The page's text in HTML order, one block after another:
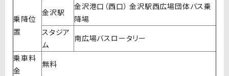
乗降位
置
金沢駅
金沢港口（西口） 金沢駅西広場団体バス乗
降場
スタジア
ム
南広場バスロータリー
乗車料
金
無料